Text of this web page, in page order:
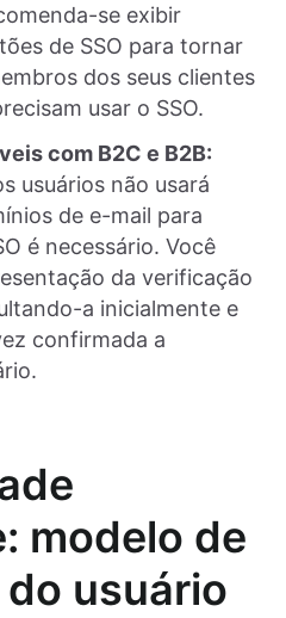
se exibir
de SSO para tornar
dos seus clientes
usar o SSO.
com B2C e B2B:
usuários não usará
de e-mail para
é necessário. Você
da verificação
a inicialmente e
confirmada a
modelo de
usuário